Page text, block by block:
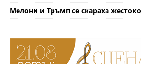
Мелони и Тръмп се скараха жестоко